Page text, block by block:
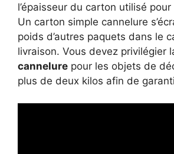
l’épaisseur du carton utilisé
Un carton simple cannelure
poids d’autres paquets dans le
livraison. Vous devez privilégier
cannelure pour les objets de
plus de deux kilos afin de